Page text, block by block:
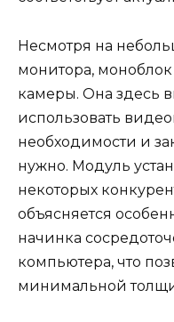
Несмотря на
монитора,
камеры. Она здесь
использовать
необходимости и
нужно. Модуль
некоторых
объясняется
начинка
компьютера, что
минимальной